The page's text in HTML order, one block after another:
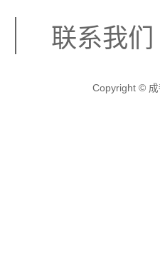
联系我们
Copyright © 成